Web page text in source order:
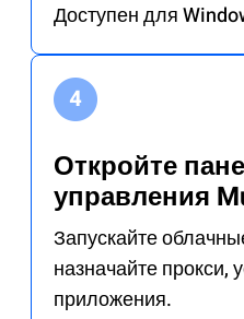
Доступен для
Откройте
управления
Запускайте
назначайте прокси,
приложения.